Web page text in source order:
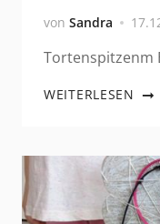
von Sandra
Tortenspitzenm
WEITERLESEN